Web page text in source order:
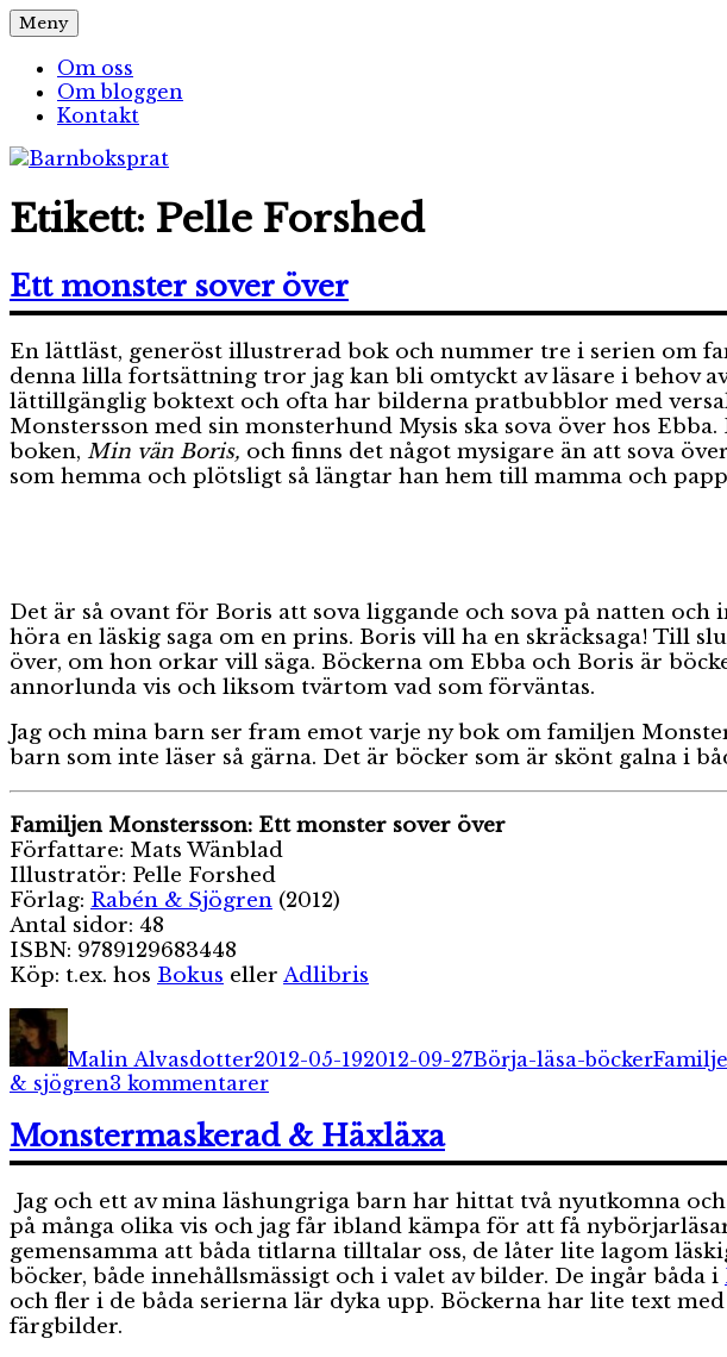
Hoppa
till
innehåll
Barnboksprat
– en blogg om barnböcker
Meny
Om oss
Om bloggen
Kontakt
Etikett: Pelle Forshed
Ett monster sover över
En lättläst, generöst illustrerad bok och nummer tre i serien om
denna lilla fortsättning tror jag kan bli omtyckt av läsare i behov
lättillgänglig boktext och ofta har bilderna pratbubblor med
Monstersson med sin monsterhund Mysis ska sova över hos
boken, Min vän Boris, och finns det något mysigare än att sova
som hemma och plötsligt så längtar han hem till mamma och
Det är så ovant för Boris att sova liggande och sova på natten och
höra en läskig saga om en prins. Boris vill ha en skräcksaga! Till
över, om hon orkar vill säga. Böckerna om Ebba och Boris är
annorlunda vis och liksom tvärtom vad som förväntas.
Jag och mina barn ser fram emot varje ny bok om familjen
barn som inte läser så gärna. Det är böcker som är skönt galna i
Familjen Monstersson: Ett monster sover över
Författare: Mats Wänblad
Illustratör: Pelle Forshed
Förlag: Rabén & Sjögren (2012)
Antal sidor: 48
ISBN: 9789129683448
Köp: t.ex. hos Bokus eller Adlibris
Författare
Malin Alvasdotter2012-05-192012-09-27Börja-läsa-böcker
& sjögren3 kommentarertill
monster
sover
Monstermaskerad & Häxläxa
Jag och ett av mina läshungriga barn har hittat två nyutkomna
på många olika vis och jag får ibland kämpa för att få
gemensamma att båda titlarna tilltalar oss, de låter lite lagom
böcker, både innehållsmässigt och i valet av bilder. De ingår båda i
och fler i de båda serierna lär dyka upp. Böckerna har lite text
färgbilder.